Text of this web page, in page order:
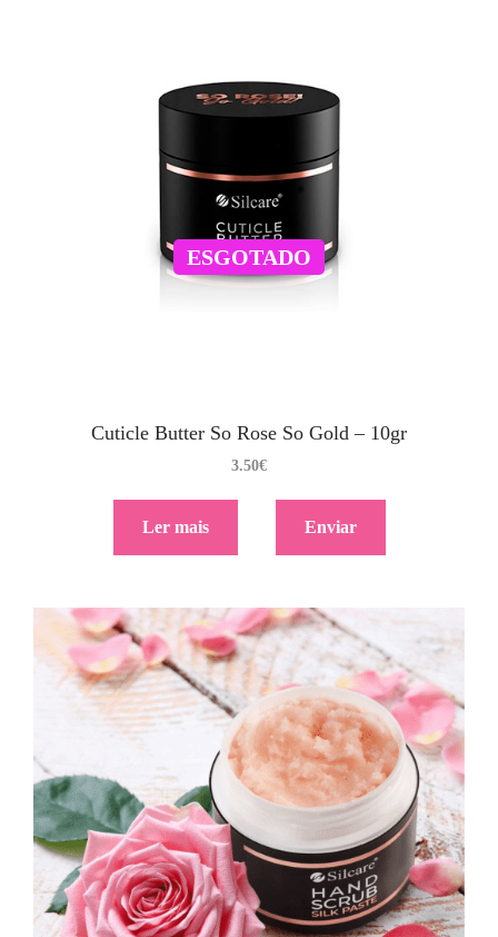
ESGOTADO
Cuticle Butter So Rose So Gold – 10gr
3.50€
Ler mais Enviar